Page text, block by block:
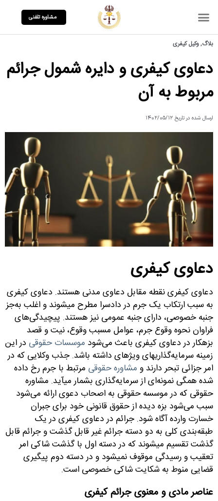
مشاوره تلفنی
بلاگ,وکیل کیفری
دعاوی کیفری و دایره شمول جرائم
مربوط به آن
ارسال شده در تاریخ ۱۴۰۲/۰۵/۱۲
دعاوی کیفری
دعاوی کیفری نقطه مقابل دعاوی مدنی هستند. دعاوی کیفری
به سبب ارتکاب یک جرم در دادسرا مطرح می­شوند و اغلب به‌جز
جنبه خصوصی، دارای جنبه عمومی نیز هستند. پیچیدگی‌های
فراوان نحوه وقوع جرم، عوامل مسبب وقوع، نیت و قصد
بزهکار در دعاوی کیفری باعث می‌شود موسسات حقوقی در این
زمینه سرمایه‌گذاری­های ویژه­ای داشته باشد. جذب وکلایی که در
امر جزائی تبحر دارند و مشاوره حقوقی مرتبط با جرم رخ داده
شده همگی نمونه‌ای از سرمایه‌گذاری بشمار می­آید. مشاوره
حقوقی که در موسسه حقوقی به اصحاب دعوی ارائه می‌شود
سبب می‌شود بزه دیده از حقوق قانونی خود برای جبران
خسارت وارده آگاه شود. جرائم در دعاوی کیفری در یک
طبقه‌بندی کلی به دو دسته جرائم غیر قابل گذشت و جرائم قابل
گذشت تقسیم می­شوند که در دسته اول با گذشت شاکی امر
تعقیب و رسیدگی موقوف نمی­شود و در دسته دوم پیگیری
قضایی منوط به شکایت شاکی خصوصی است.
عناصر مادی و معنوی جرائم کیفری